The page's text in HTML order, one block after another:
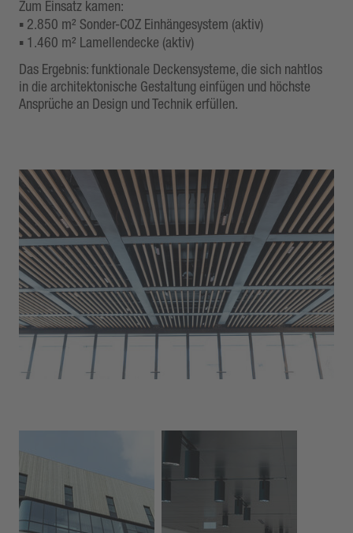
Zum Einsatz kamen:
▪️ 2.850 m² Sonder-COZ Einhängesystem (aktiv)
▪️ 1.460 m² Lamellendecke (aktiv)
Das Ergebnis: funktionale Deckensysteme, die sich nahtlos
in die architektonische Gestaltung einfügen und höchste
Ansprüche an Design und Technik erfüllen.